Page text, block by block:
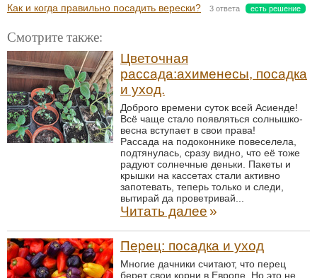
Как и когда правильно посадить верески? 3 ответа есть решение
Смотрите также:
Цветочная
рассада:ахименесы, посадка
и уход.
Доброго времени суток всей Асиенде!
Всё чаще стало появляться солнышко-
весна вступает в свои права!
Рассада на подоконнике повеселела,
подтянулась, сразу видно, что её тоже
радуют солнечные деньки. Пакеты и
крышки на кассетах стали активно
запотевать, теперь только и следи,
вытирай да проветривай...
Читать далее»
Перец: посадка и уход
Многие дачники считают, что перец
берет свои корни в Европе. Но это не